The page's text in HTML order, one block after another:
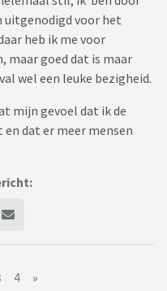
uitgenodigd voor het
heb ik me voor
maar goed dat is maar
wel een leuke bezigheid.
mijn gevoel dat ik de
dat er meer mensen
4 »